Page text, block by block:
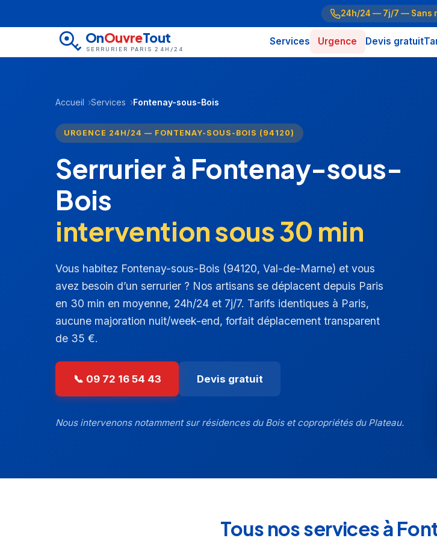
24h/24 — 7j/7 — Sans
OnOuvreTout
SERRURIER PARIS 24H/24
Services Urgence Devis gratuit
Accueil Services Fontenay-sous-Bois
URGENCE 24H/24 — FONTENAY-SOUS-BOIS (94120)
Serrurier à Fontenay-sous-
Bois
intervention sous 30 min
Vous habitez Fontenay-sous-Bois (94120, Val-de-Marne) et vous
avez besoin d’un serrurier ? Nos artisans se déplacent depuis Paris
en 30 min en moyenne, 24h/24 et 7j/7. Tarifs identiques à Paris,
aucune majoration nuit/week-end, forfait déplacement transparent
de 35 €.
📞 09 72 16 54 43 Devis gratuit
Nous intervenons notamment sur résidences du Bois et copropriétés du Plateau.
Tous nos services à